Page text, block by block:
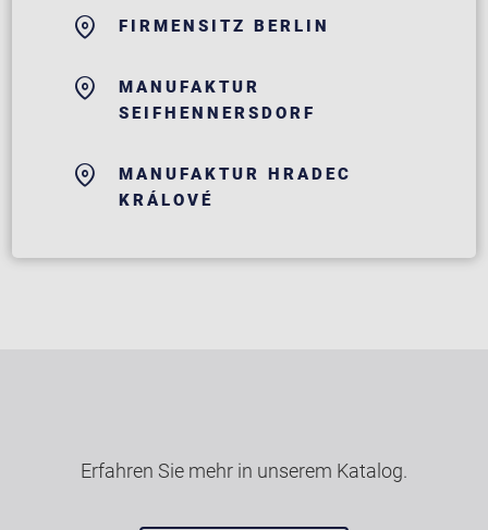
FIRMENSITZ BERLIN
MANUFAKTUR
SEIFHENNERSDORF
MANUFAKTUR HRADEC
KRÁLOVÉ
Erfahren Sie mehr in unserem Katalog.